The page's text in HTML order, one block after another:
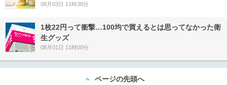
08月03日 11時30分
1枚22円って衝撃…100均で買えるとは思ってなかった衛
生グッズ
08月01日 11時00分
ページの先頭へ